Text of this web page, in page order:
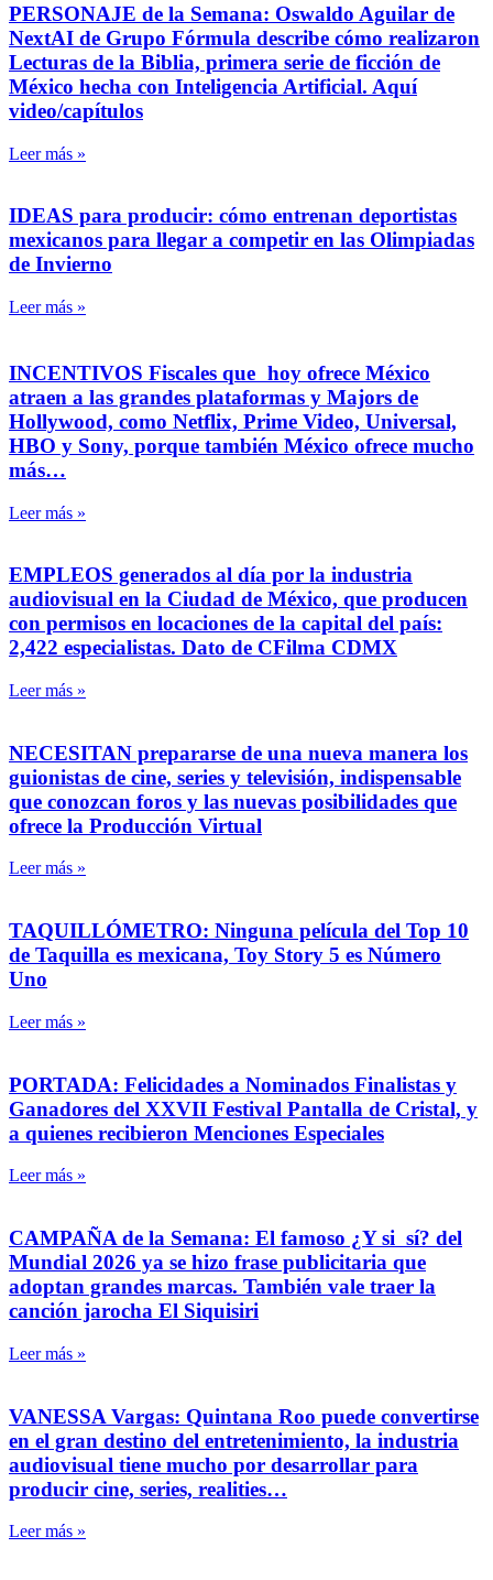
PERSONAJE de la Semana: Oswaldo Aguilar de
NextAI de Grupo Fórmula describe cómo realizaron
Lecturas de la Biblia, primera serie de ficción de
México hecha con Inteligencia Artificial. Aquí
video/capítulos
Leer más »
IDEAS para producir: cómo entrenan deportistas
mexicanos para llegar a competir en las Olimpiadas
de Invierno
Leer más »
INCENTIVOS Fiscales que hoy ofrece México
atraen a las grandes plataformas y Majors de
Hollywood, como Netflix, Prime Video, Universal,
HBO y Sony, porque también México ofrece mucho
más…
Leer más »
EMPLEOS generados al día por la industria
audiovisual en la Ciudad de México, que producen
con permisos en locaciones de la capital del país:
2,422 especialistas. Dato de CFilma CDMX
Leer más »
NECESITAN prepararse de una nueva manera los
guionistas de cine, series y televisión, indispensable
que conozcan foros y las nuevas posibilidades que
ofrece la Producción Virtual
Leer más »
TAQUILLÓMETRO: Ninguna película del Top 10
de Taquilla es mexicana, Toy Story 5 es Número
Uno
Leer más »
PORTADA: Felicidades a Nominados Finalistas y
Ganadores del XXVII Festival Pantalla de Cristal, y
a quienes recibieron Menciones Especiales
Leer más »
CAMPAÑA de la Semana: El famoso ¿Y si sí? del
Mundial 2026 ya se hizo frase publicitaria que
adoptan grandes marcas. También vale traer la
canción jarocha El Siquisiri
Leer más »
VANESSA Vargas: Quintana Roo puede convertirse
en el gran destino del entretenimiento, la industria
audiovisual tiene mucho por desarrollar para
producir cine, series, realities…
Leer más »